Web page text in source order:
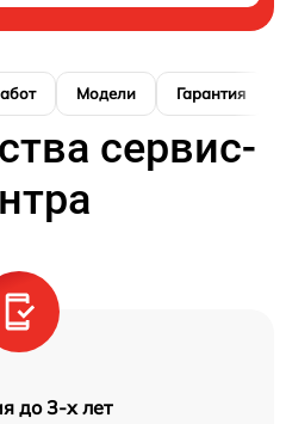
Модели Гарантия
сервис-
до 3-х лет